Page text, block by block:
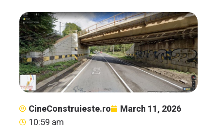
CineConstruieste.ro
March 11, 2026
10:59 am